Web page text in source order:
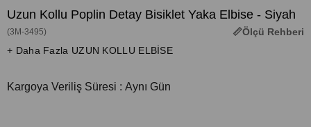
Uzun Kollu Poplin Detay Bisiklet Yaka Elbise - Siyah
(3M-3495)
Ölçü Rehberi
+ Daha Fazla UZUN KOLLU ELBİSE
Kargoya Veriliş Süresi : Aynı Gün